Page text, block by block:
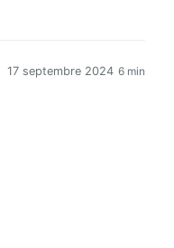
17 septembre 2024 6 min